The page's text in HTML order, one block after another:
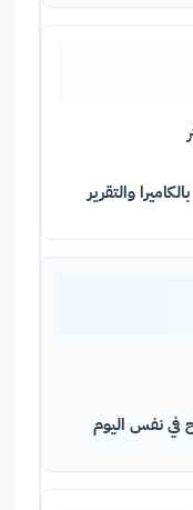
والتقرير